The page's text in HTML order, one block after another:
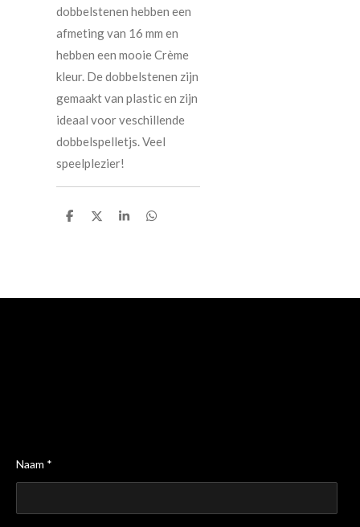
dobbelstenen hebben een
afmeting van 16 mm en
hebben een mooie Crème
kleur. De dobbelstenen zijn
gemaakt van plastic en zijn
ideaal voor veschillende
dobbelspelletjs. Veel
speelplezier!
D
D
S
D
Naam *